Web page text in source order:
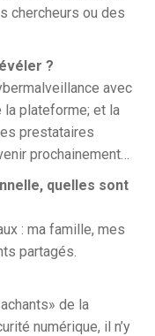
chercheurs ou des
?
avec
la plateforme; et la
prestataires
prochainement…
quelles sont
: ma famille, mes
partagés.
de la
numérique, il n’y